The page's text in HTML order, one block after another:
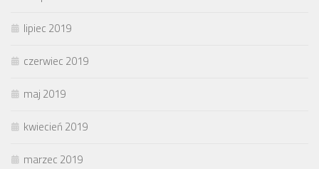
lipiec 2019
czerwiec 2019
maj 2019
kwiecień 2019
marzec 2019